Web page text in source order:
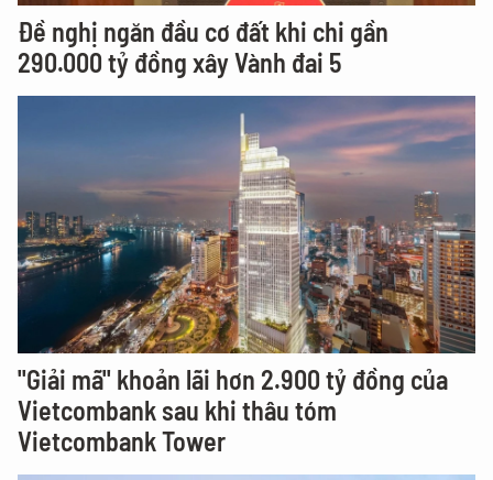
Đề nghị ngăn đầu cơ đất khi chi gần
290.000 tỷ đồng xây Vành đai 5
"Giải mã" khoản lãi hơn 2.900 tỷ đồng của
Vietcombank sau khi thâu tóm
Vietcombank Tower